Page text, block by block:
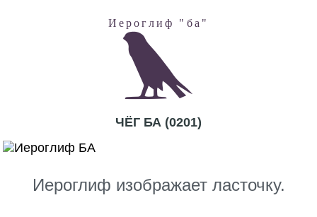
Иероглиф "ба"
ЧЁГ БА (0201)
Иероглиф изображает ласточку.